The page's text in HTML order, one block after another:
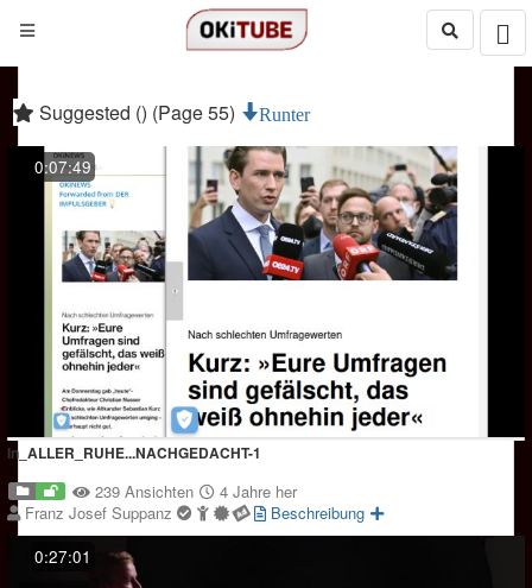
Suggested () (Page 55) Runter
0:07:49
In_ALLER_RUHE...NACHGEDACHT-1
239 Ansichten
4 Jahre her
Franz Josef Suppanz
Beschreibung
0:27:01